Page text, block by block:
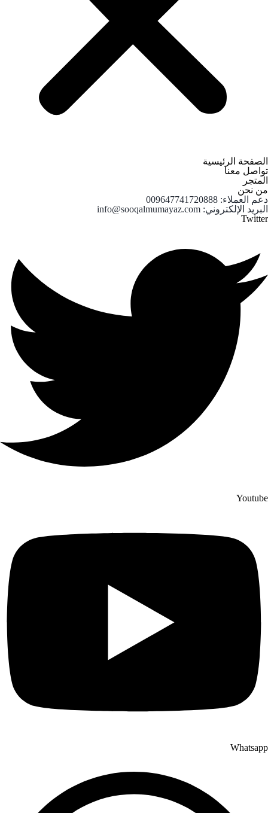
الجغرافي ، يمكن الوصول إليها من معظم المحافظات. بالإضافة إلى كل هذا ،
تمتلك محافظة أصفهان إمكانات عالية في مجال استخراج الأحجار وإنتاجها
وقطعها ، ومن خلال وجود موظفين ومديرين محترفین و لهم تاريخ لامع ، تمكنت
من احتلال مكانة خاصة في الحجر الإيراني.
كما ذكرنا ، فإن أحجار البناء لها تنوع كبير للغاية ، من بينها حجر أصفهان يباع في
ثلاثة أشكال عامة: الحجر الجيري والرخام والجرانيت. مجموعة كالاساخت عبارة
عن مجموعة كبيرة من مواد البناء التي جمعت أنواعًا مختلفة من هذه الأحجار
بعمليات مختلفة من أجلكم أيها الأصدقاء الأعزاء. من بين أنواع الأحجار ، أصبح
شراء الترافرتين اليوم أحد المهام الرئيسية للأشخاص الناشطين في مجال البناء
، وبسبب السعر المعقول للحجر والعديد من التصميمات المختلفة التي يمتلكونها
الصفحة الرئيسية
تواصل معنا
المتجر
من نحن
دعم العملاء: 009647741720888
البريد الإلكتروني: info@sooqalmumayaz.com
Twitter
Youtube
Whatsapp